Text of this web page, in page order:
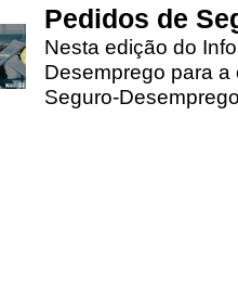
Pedidos de
Nesta edição do
Desemprego para
Seguro-